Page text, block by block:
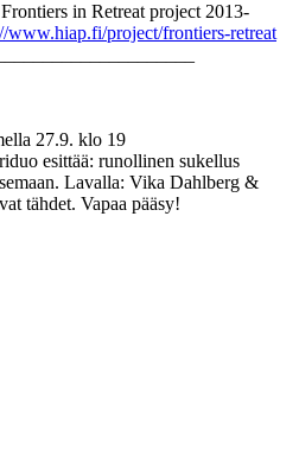
in Retreat project 2013-
www.hiap.fi/project/frontiers-retreat
27.9. klo 19
esittää: runollinen sukellus
Lavalla: Vika Dahlberg &
tähdet. Vapaa pääsy!